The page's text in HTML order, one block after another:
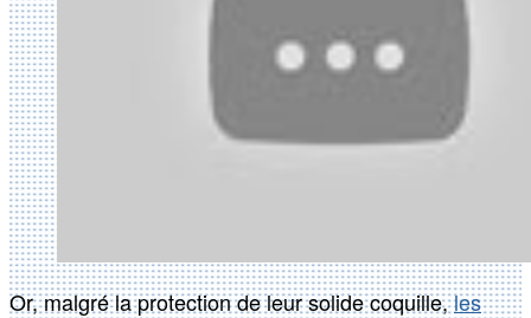
Or, malgré la protection de leur solide coquille,les